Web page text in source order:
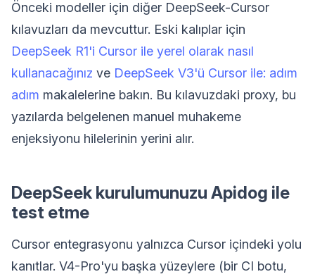
Önceki modeller için diğer DeepSeek-Cursor
kılavuzları da mevcuttur. Eski kalıplar için
DeepSeek R1'i Cursor ile yerel olarak nasıl
kullanacağınız ve DeepSeek V3'ü Cursor ile: adım
adım makalelerine bakın. Bu kılavuzdaki proxy, bu
yazılarda belgelenen manuel muhakeme
enjeksiyonu hilelerinin yerini alır.
DeepSeek kurulumunuzu Apidog ile
test etme
Cursor entegrasyonu yalnızca Cursor içindeki yolu
kanıtlar. V4-Pro'yu başka yüzeylere (bir CI botu,